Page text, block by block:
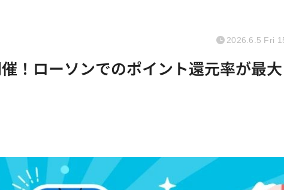
！ローソンでのポイント還元率が最大
2026.6.5 Fri